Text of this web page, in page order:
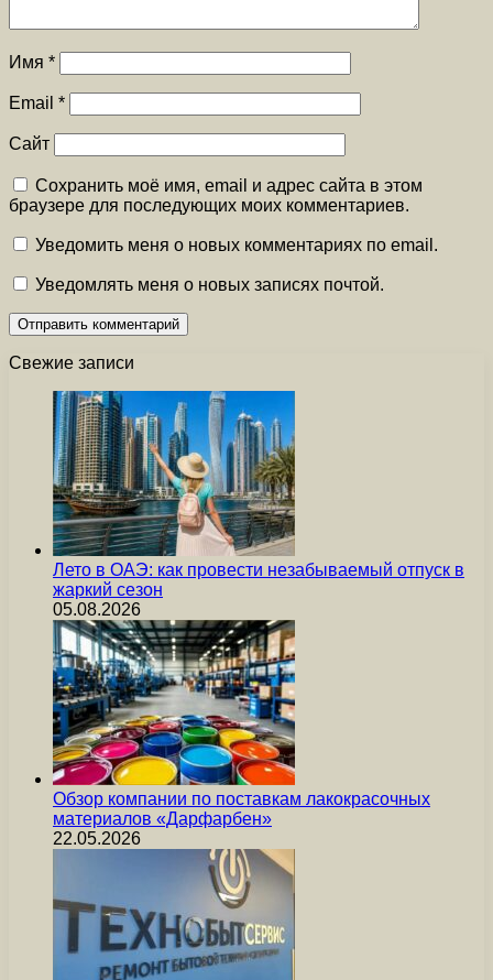
Имя *
Email *
Сайт
Сохранить моё имя, email и адрес сайта в этом
браузере для последующих моих комментариев.
Уведомить меня о новых комментариях по email.
Уведомлять меня о новых записях почтой.
Свежие записи
Лето в ОАЭ: как провести незабываемый отпуск в
жаркий сезон
05.08.2026
Обзор компании по поставкам лакокрасочных
материалов «Дарфарбен»
22.05.2026